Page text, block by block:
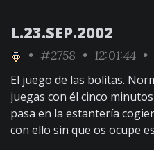
L.23.SEP.2002
• #2758 • 12:01:44 •
El juego de las bolitas.
juegas con él cinco
pasa en la estantería
con ello sin que os ocupe